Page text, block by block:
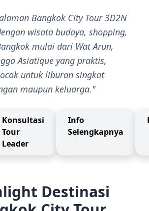
Bangkok City Tour 3D2N
wisata budaya, shopping,
mulai dari Wat Arun,
Asiatique yang praktis,
untuk liburan singkat
maupun keluarga."
Konsultasi
Tour
Leader
Info
Selengkapnya
Destinasi